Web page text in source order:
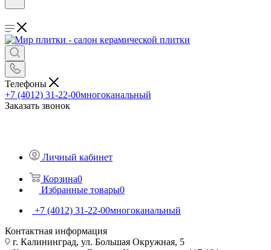
Телефоны
+7 (4012) 31-22-00многоканальный
Заказать звонок
Личный кабинет
Корзина0
Избранные товары0
+7 (4012) 31-22-00многоканальный
Контактная информация
г. Калининград, ул. Большая Окружная, 5